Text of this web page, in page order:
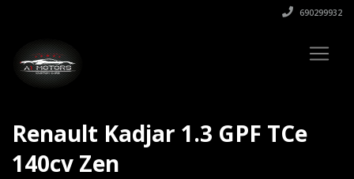
690299932
Renault Kadjar 1.3 GPF TCe
140cv Zen